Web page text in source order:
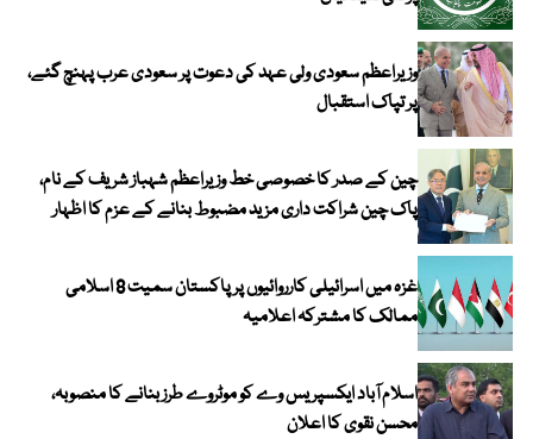
وزیراعظم سعودی ولی عہد کی دعوت پر سعودی عرب پہنچ گئے،
پر تپاک استقبال
چین کے صدر کا خصوصی خط وزیراعظم شہباز شریف کے نام،
پاک چین شراکت داری مزید مضبوط بنانے کے عزم کا اظہار
غزہ میں اسرائیلی کارروائیوں پر پاکستان سمیت 8 اسلامی
ممالک کا مشترکہ اعلامیہ
اسلام آباد ایکسپریس وے کو موٹروے طرز بنانے کا منصوبہ،
محسن نقوی کا اعلان